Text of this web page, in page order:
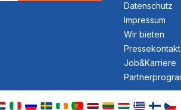
Datenschutz
Impressum
Wir bieten
Pressekontakt
Job&Karriere